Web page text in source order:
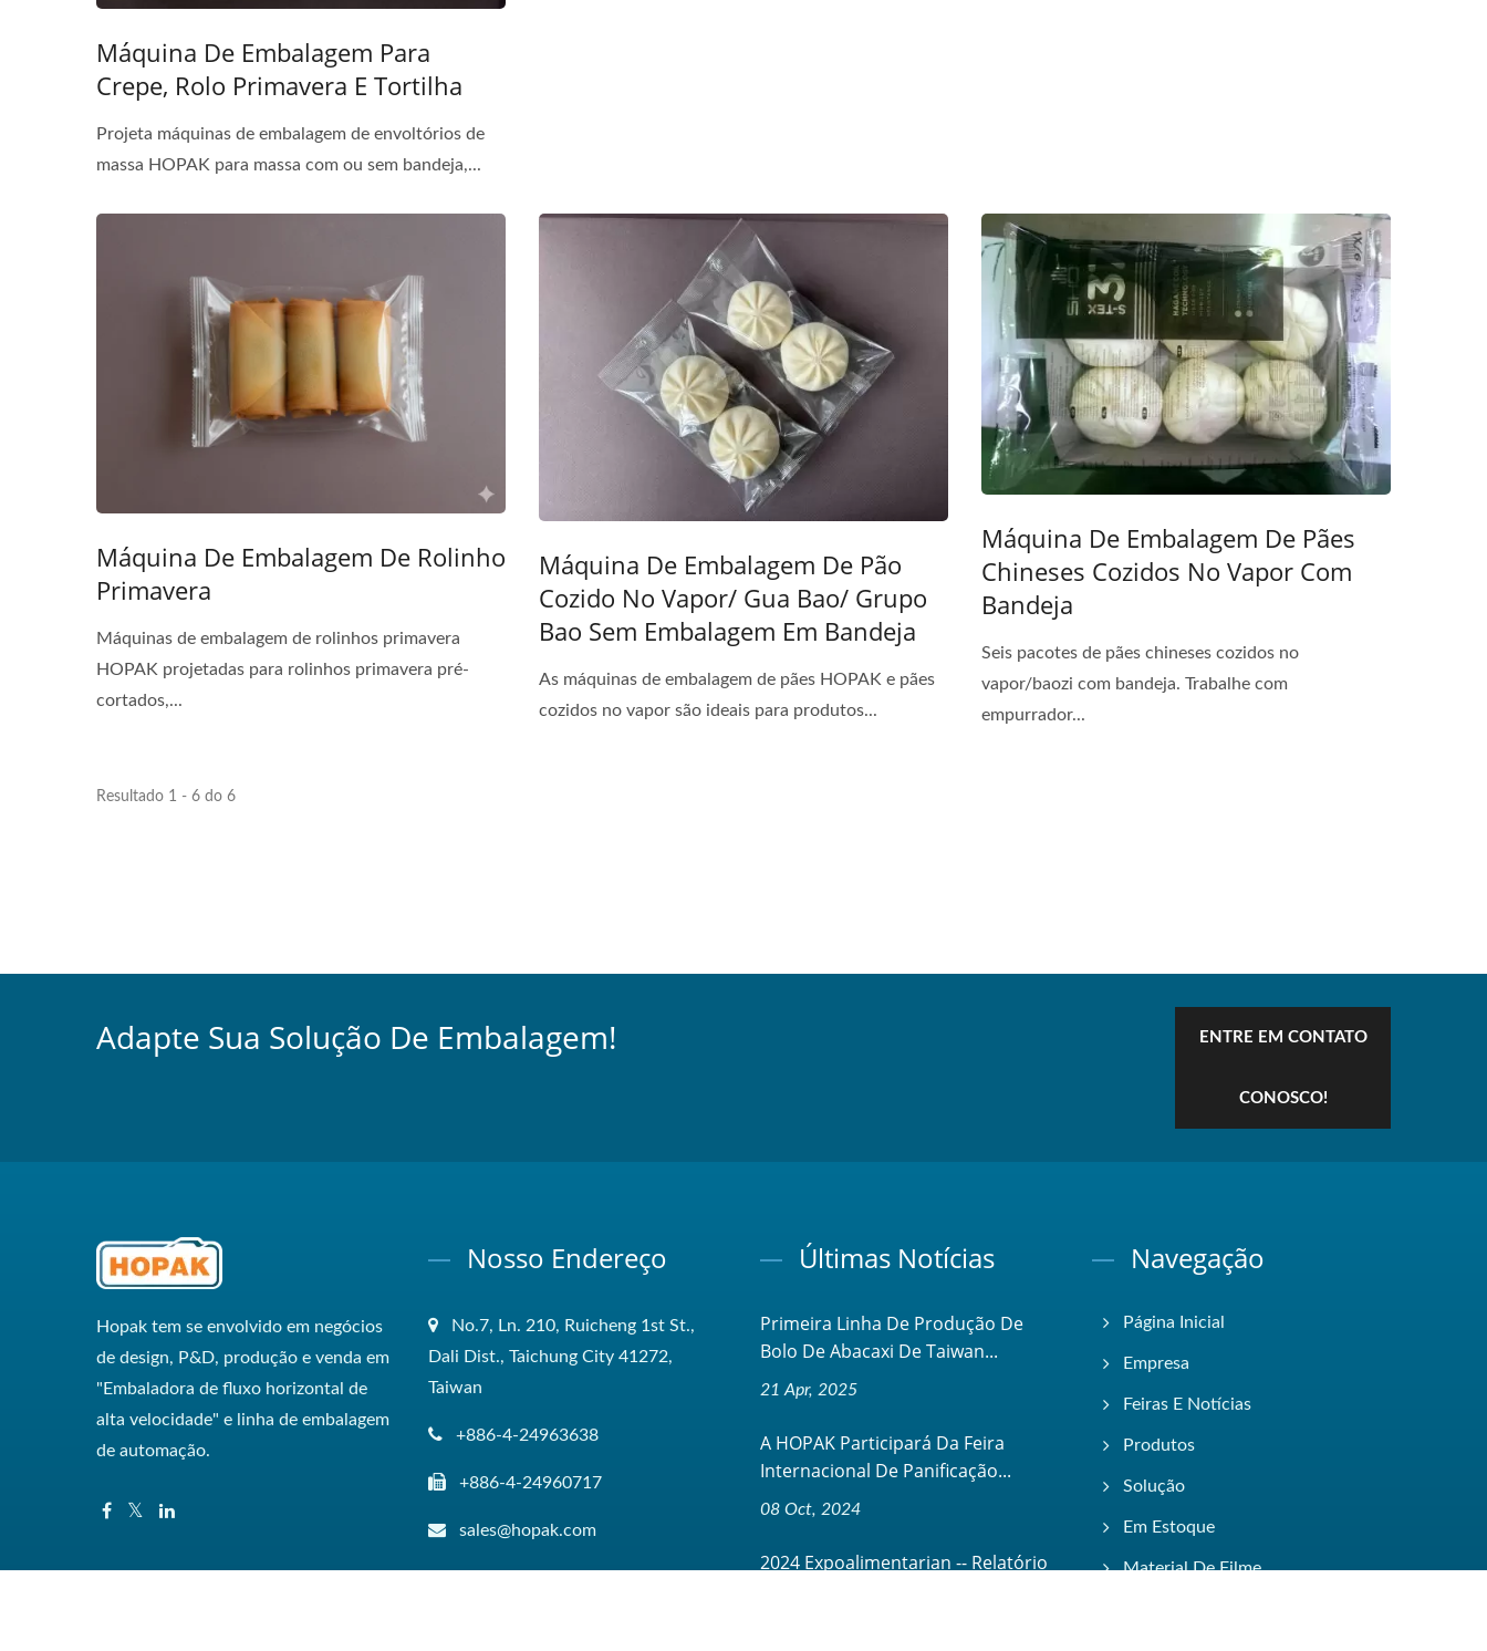
Máquina De Embalagem Para
Crepe, Rolo Primavera E Tortilha
Projeta máquinas de embalagem de envoltórios de
massa HOPAK para massa com ou sem bandeja,...
Máquina De Embalagem De Rolinho
Primavera
Máquinas de embalagem de rolinhos primavera
HOPAK projetadas para rolinhos primavera pré-
cortados,...
Máquina De Embalagem De Pão
Cozido No Vapor/ Gua Bao/ Grupo
Bao Sem Embalagem Em Bandeja
As máquinas de embalagem de pães HOPAK e pães
cozidos no vapor são ideais para produtos...
Máquina De Embalagem De Pães
Chineses Cozidos No Vapor Com
Bandeja
Seis pacotes de pães chineses cozidos no
vapor/baozi com bandeja. Trabalhe com
empurrador...
Resultado 1 - 6 do 6
Adapte Sua Solução De Embalagem! ENTRE EM CONTATO
CONOSCO!
Hopak tem se envolvido em negócios
de design, P&D, produção e venda em
"Embaladora de fluxo horizontal de
alta velocidade" e linha de embalagem
de automação.
Nosso Endereço
No.7, Ln. 210, Ruicheng 1st St.,
Dali Dist., Taichung City 41272,
Taiwan
+886-4-24963638
+886-4-24960717
sales@hopak.com
Últimas Notícias
Primeira Linha De Produção De
Bolo De Abacaxi De Taiwan...
21 Apr, 2025
A HOPAK Participará Da Feira
Internacional De Panificação...
08 Oct, 2024
2024 Expoalimentarian -- Relatório
Navegação
Página Inicial
Empresa
Feiras E Notícias
Produtos
Solução
Em Estoque
Material De Filme